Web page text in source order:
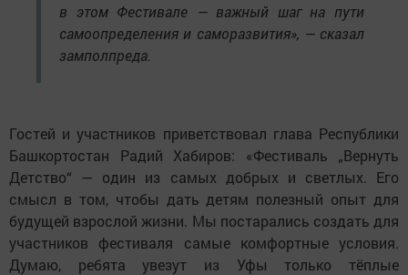
в этом Фестивале — важный шаг на пути
самоопределения и саморазвития», — сказал
замполпреда.
Гостей и участников приветствовал глава Республики
Башкортостан Радий Хабиров: «Фестиваль „Вернуть
Детство“ — один из самых добрых и светлых. Его
смысл в том, чтобы дать детям полезный опыт для
будущей взрослой жизни. Мы постарались создать для
участников фестиваля самые комфортные условия.
Думаю, ребята увезут из Уфы только тёплые